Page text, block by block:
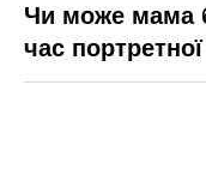
Чи може мама
час